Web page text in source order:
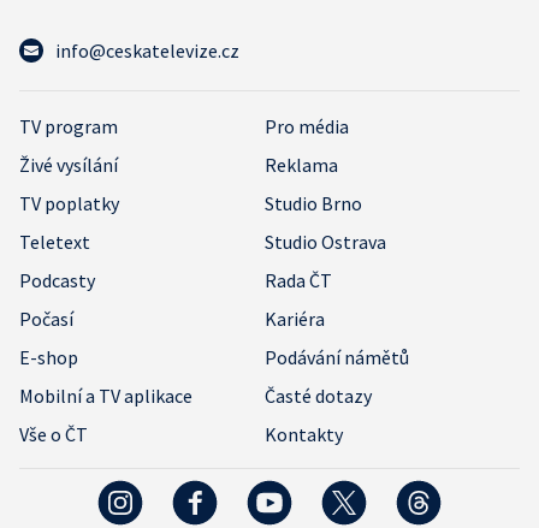
info@ceskatelevize.cz
TV program
Pro média
Živé vysílání
Reklama
TV poplatky
Studio Brno
Teletext
Studio Ostrava
Podcasty
Rada ČT
Počasí
Kariéra
E-shop
Podávání námětů
Mobilní a TV aplikace
Časté dotazy
Vše o ČT
Kontakty